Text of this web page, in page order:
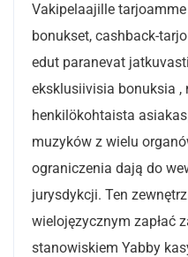
Vakipelaajille
bonukset, cashback-
edut paranevat
eksklusiivisia bonuksia
henkilökohtaista
muzyków z wielu
ograniczenia dają do
jurysdykcji. Ten
wielojęzycznym zapłać
stanowiskiem Yabby